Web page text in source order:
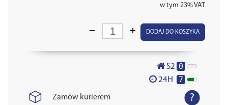
w tym 23% VAT
DODAJ DO KOSZYKA
S2 0
24H 7
Zamów kurierem